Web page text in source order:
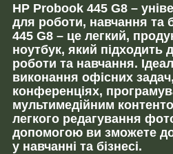
HP Probook 445 G8 –
для роботи, навчання та
445 G8 – це легкий,
ноутбук, який підходить
роботи та навчання.
виконання офісних
конференціях,
мультимедійним
легкого редагування
допомогою ви зможете
у навчанні та бізнесі.